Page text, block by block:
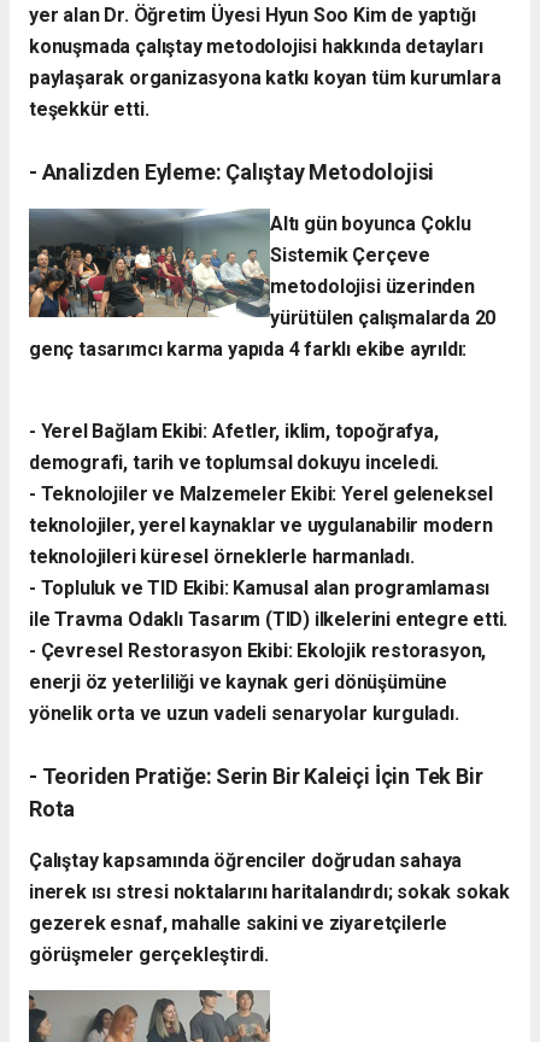
yer alan Dr. Öğretim Üyesi Hyun Soo Kim de yaptığı
konuşmada çalıştay metodolojisi hakkında detayları
paylaşarak organizasyona katkı koyan tüm kurumlara
teşekkür etti.
- ​Analizden Eyleme: Çalıştay Metodolojisi
​Altı gün boyunca Çoklu
Sistemik Çerçeve
metodolojisi üzerinden
yürütülen çalışmalarda 20
genç tasarımcı karma yapıda 4 farklı ekibe ayrıldı:
- ​Yerel Bağlam Ekibi: Afetler, iklim, topoğrafya,
demografi, tarih ve toplumsal dokuyu inceledi.
- ​Teknolojiler ve Malzemeler Ekibi: Yerel geleneksel
teknolojiler, yerel kaynaklar ve uygulanabilir modern
teknolojileri küresel örneklerle harmanladı.
​- Topluluk ve TID Ekibi: Kamusal alan programlaması
ile Travma Odaklı Tasarım (TID) ilkelerini entegre etti.
- ​Çevresel Restorasyon Ekibi: Ekolojik restorasyon,
enerji öz yeterliliği ve kaynak geri dönüşümüne
yönelik orta ve uzun vadeli senaryolar kurguladı.
- ​Teoriden Pratiğe: Serin Bir Kaleiçi İçin Tek Bir
Rota
​Çalıştay kapsamında öğrenciler doğrudan sahaya
inerek ısı stresi noktalarını haritalandırdı; sokak sokak
gezerek esnaf, mahalle sakini ve ziyaretçilerle
görüşmeler gerçekleştirdi.